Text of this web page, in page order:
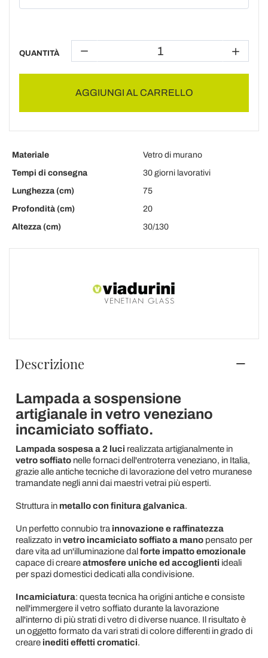
QUANTITÀ
AGGIUNGI AL CARRELLO
Materiale
Vetro di murano
Tempi di consegna
30 giorni lavorativi
Lunghezza (cm)
75
Profondità (cm)
20
Altezza (cm)
30/130
Descrizione
Lampada a sospensione
artigianale in vetro veneziano
incamiciato soffiato.
Lampada sospesa a 2 luci realizzata artigianalmente in
vetro soffiatonelle fornaci dell'entroterra veneziano, in Italia,
grazie alle antiche tecniche di lavorazione del vetro muranese
tramandate negli anni dai maestri vetrai più esperti.
Struttura in metallo con finitura galvanica.
Un perfetto connubio tra innovazione e raffinatezza
realizzato invetro incamiciato soffiato a manopensato per
dare vita ad un'illuminazione dal forte impatto emozionale
capace di creareatmosfere uniche ed accoglienti ideali
per spazi domestici dedicati alla condivisione.
Incamiciatura: questa tecnica ha origini antiche e consiste
nell'immergere il vetro soffiato durante la lavorazione
all'interno di più strati di vetro di diverse nuance. Il risultato è
un oggetto formato da vari strati di colore differenti in grado di
creareinediti effetti cromatici.